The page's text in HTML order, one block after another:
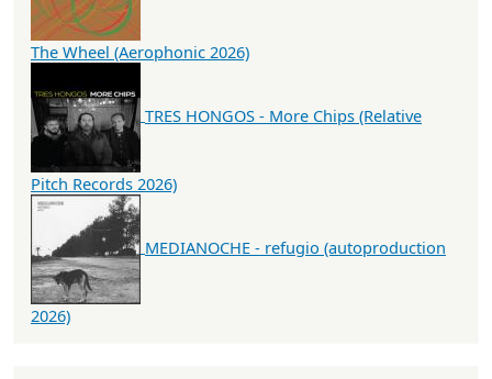
The Wheel (Aerophonic 2026)
TRES HONGOS - More Chips (Relative
Pitch Records 2026)
MEDIANOCHE - refugio (autoproduction
2026)